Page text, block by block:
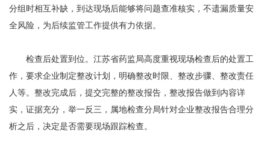
分组时相互补缺，到达现场后能够将问题查准核实，不遗漏质量安
全风险，为后续监管工作提供有力依据。
检查后处置到位。江苏省药监局高度重视现场检查后的处置工
作，要求企业制定整改计划，明确整改时限、整改步骤、整改责任
人等。整改完成后，提交完整的整改报告，整改报告做到内容详
实，证据充分，举一反三，属地检查分局针对企业整改报告合理分
析之后，决定是否需要现场跟踪检查。